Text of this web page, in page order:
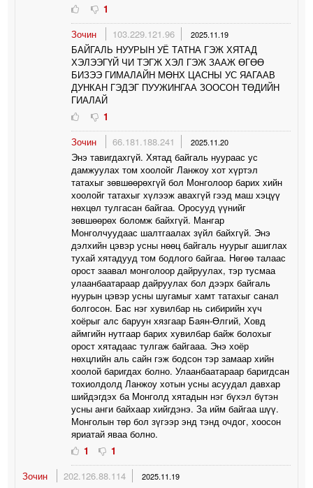
1
Зочин
103.229.121.96 2025.11.19
БАЙГАЛЬ НУУРЫН УЁ ТАТНА ГЭЖ ХЯТАД
ХЭЛЭЭГҮЙ ЧИ ТЭГЖ ХЭЛ ГЭЖ ЗААЖ ӨГӨӨ
БИЗЭЭ ГИМАЛАЙН МӨНХ ЦАСНЫ УС ЯАГААВ
ДУНКАН ГЭДЭГ ПУУЖИНГАА ЗООСОН ТӨДИЙН
ГИАЛАЙ
1
Зочин
66.181.188.241 2025.11.20
Энэ тавигдахгүй. Хятад байгаль нуураас ус
дамжуулах том хоолойг Ланжоу хот хүртэл
татахыг зөвшөөрөхгүй бол Монголоор барих хийн
хоолойг татахыг хүлээж авахгүй гээд маш хэцүү
нөхцөл тулгасан байгаа. Оросууд үүнийг
зөвшөөрөх боломж байхгүй. Мангар
Монголчуудаас шалтгаалах зүйл байхгүй. Энэ
дэлхийн цэвэр усны нөөц байгаль нуурыг ашиглах
тухай хятадууд том бодлого байгаа. Нөгөө талаас
орост заавал монголоор дайруулах, тэр тусмаа
улаанбаатараар дайруулах бол дээрх байгаль
нуурын цэвэр усны шугамыг хамт татахыг санал
болгосон. Бас нэг хувилбар нь сибирийн хүч
хоёрыг алс баруун хязгаар Баян-Өлгий, Ховд
аймгийн нутгаар барих хувилбар байж болохыг
орост хятадаас тулгаж байгааа. Энэ хоёр
нөхцлийн аль сайн гэж бодсон тэр замаар хийн
хоолой баригдах болно. Улаанбаатараар баригдсан
тохиолдолд Ланжоу хотын усны асуудал давхар
шийдэгдэх ба Монголд хятадын нэг бүхэл бүтэн
усны анги байхаар хийгдэнэ. За ийм байгаа шүү.
Монголын төр бол зүгээр энд тэнд очдог, хоосон
яриатай яваа болно.
1
1
Зочин
202.126.88.114 2025.11.19